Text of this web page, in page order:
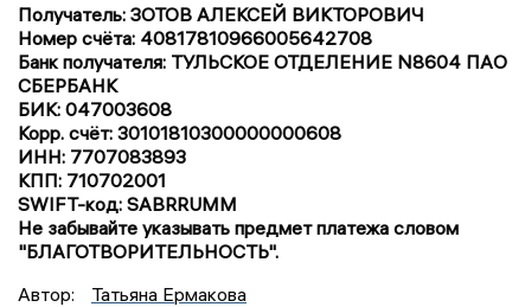
Получатель: ЗОТОВ АЛЕКСЕЙ ВИКТОРОВИЧ
Номер счёта: 40817810966005642708
Банк получателя: ТУЛЬСКОЕ ОТДЕЛЕНИЕ N8604 ПАО
СБЕРБАНК
БИК: 047003608
Корр. счёт: 30101810300000000608
ИНН: 7707083893
КПП: 710702001
SWIFT-код: SABRRUMM
Не забывайте указывать предмет платежа словом
"БЛАГОТВОРИТЕЛЬНОСТЬ".
Автор:
Татьяна Ермакова